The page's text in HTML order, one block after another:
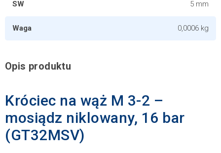
SW 5 mm
Waga 0,0006 kg
Opis produktu
Króciec na wąż M 3-2 –
mosiądz niklowany, 16 bar
(GT32MSV)